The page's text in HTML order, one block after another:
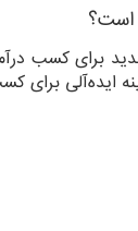
است؟
برای کسب
ایده‌آلی برای